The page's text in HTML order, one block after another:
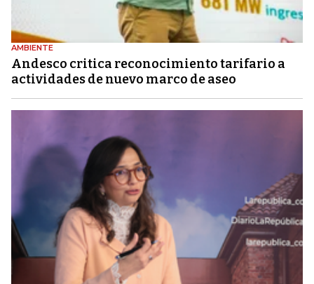
AMBIENTE
Andesco critica reconocimiento tarifario a
actividades de nuevo marco de aseo